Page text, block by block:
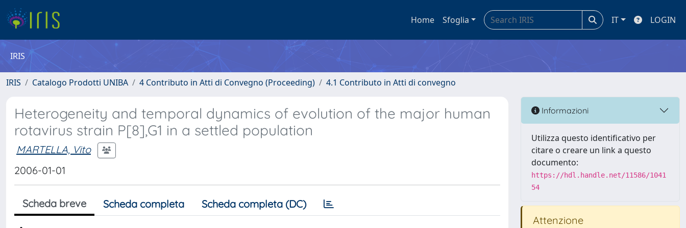
Home Sfoglia IT LOGIN
IRIS
IRIS Catalogo Prodotti UNIBA 4 Contributo in Atti di Convegno (Proceeding) 4.1 Contributo in Atti di convegno
Heterogeneity and temporal dynamics of evolution of the major human
rotavirus strain P[8],G1 in a settled population
MARTELLA, Vito
2006-01-01
Scheda breve Scheda completa Scheda completa (DC)
Informazioni
Utilizza questo identificativo per
citare o creare un link a questo
documento:
https://hdl.handle.net/11586/1041
54
Attenzione